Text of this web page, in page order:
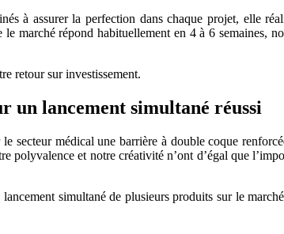
à assurer la perfection dans chaque projet, elle
marché répond habituellement en 4 à 6 semaines,
retour sur investissement.
un lancement simultané réussi
secteur médical une barrière à double coque
et notre créativité n’ont d’égal que
simultané de plusieurs produits sur le